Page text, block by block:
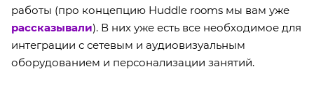
работы (про концепцию Huddle rooms мы вам уже
рассказывали). В них уже есть все необходимое для
интеграции с сетевым и аудиовизуальным
оборудованием и персонализации занятий.